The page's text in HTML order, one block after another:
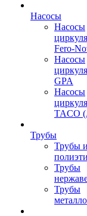
Насосы
Насосы
Fero-
Насосы
GPA
Насосы
TACO
Трубы
Трубы
Трубы
Трубы